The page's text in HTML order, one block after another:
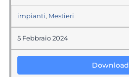
impianti, Mestieri
5 Febbraio 2024
Download